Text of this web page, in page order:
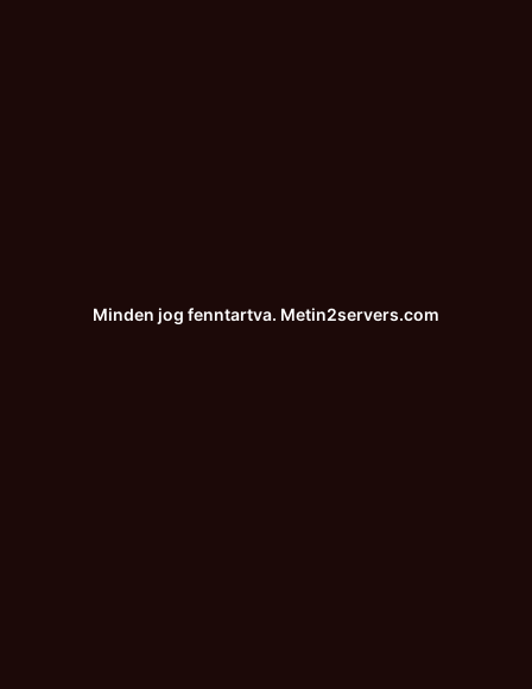
Minden jog fenntartva. Metin2servers.com